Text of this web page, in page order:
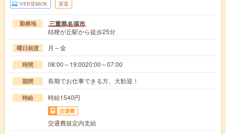
WEB登録OK 派遣
勤務地 三重県名張市
桔梗が丘駅から徒歩25分
曜日頻度 月～金
時間 08:00～19:0020:00～07:00
期間 長期でお仕事できる方、大歓迎！
時給 時給1540円
交通費
交通費規定内支給